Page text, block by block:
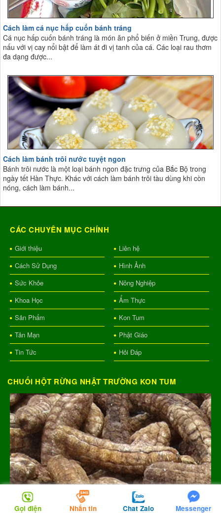
Cách làm cá nục hấp cuốn bánh tráng
Cá nục hấp cuốn bánh tráng là món ăn phổ biến ở miền Trung, được
nấu với vị cay nổi bật để làm át đi vị tanh của cá. Các loại rau thơm
đa dạng được...
Cách làm bánh trôi nước tuyệt ngon
Bánh trôi nước là một loại bánh ngon đặc trưng của Bắc Bộ trong
ngày tết Hàn Thực. Khác với cách làm bánh trôi tàu dùng khi còn
nóng, cách làm bánh...
CÁC CHUYÊN MỤC CHÍNH
Giới thiệu
Liên hệ
Cách Sử Dụng
Hình Ảnh
Sức Khỏe
Nông Nghiệp
Khoa Học
Ẩm Thực
Sản Phẩm
Kon Tum
Tản Mạn
Phật Giáo
Tin Tức
Hỏi Đáp
CHUỐI HỘT RỪNG NHẬT TRƯỜNG KON TUM
Gọi điện Nhắn tin Chat Zalo Messenger